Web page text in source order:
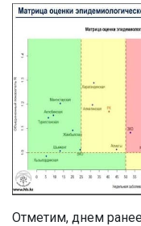
Отметим, днем